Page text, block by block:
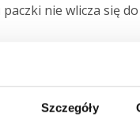
Szczegóły
nie wlicza się
ubezpieczone?
jest
towaru,